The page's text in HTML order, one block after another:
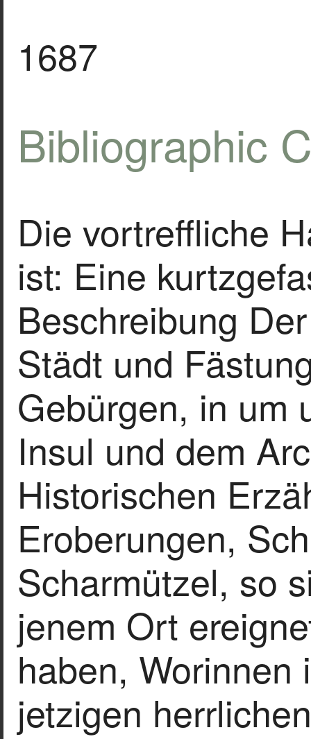
1687
Bibliographic
Die vortreffliche
ist: Eine
Beschreibung
Städt und
Gebürgen, in um
Insul und dem
Historischen
Eroberungen,
Scharmützel, so
jenem Ort
haben, Worinnen
jetzigen